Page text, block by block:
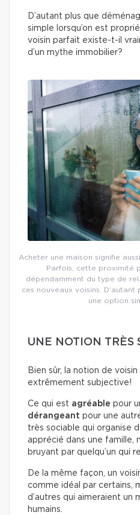
D’autant plus que
simple lorsqu’on est
voisin parfait existe-t-il
d’un mythe immobilier?
Acheter une maison signifie
Parfois, cette proximité
dépendamment du type de
ces nouveaux voisins. D’autant
une option
UNE NOTION TRÈS
Bien sûr, la notion de
extrêmement subjective!
Ce qui est agréable pour
dérangeant pour une
très sociable qui organise
apprécié dans une famille,
bruyant par quelqu’un qui
De la même façon, un
comme idéal par certains,
d’autres qui aimeraient un
humains.